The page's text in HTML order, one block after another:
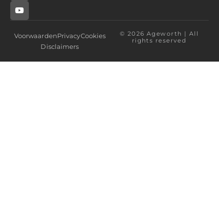
© 2026 Ageworth | All
rights reserved
VoorwaardenPrivacyCookies
Disclaimers